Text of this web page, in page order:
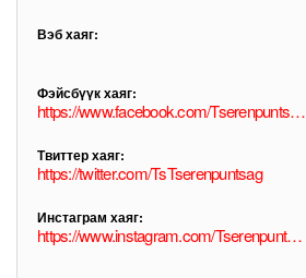
Вэб хаяг:
Фэйсбүүк хаяг:
https://www.facebook.com/TserenpuntsagGardi/
Твиттер хаяг:
https://twitter.com/TsTserenpuntsag
Инстаграм хаяг:
https://www.instagram.com/TserenpuntsagGardi/?fbclid=IwAR3JXIxo28ObNGLnjMH4rBGjIh3HigDwrb4H7UD986XkC9n5NjYMPQlVaWQ